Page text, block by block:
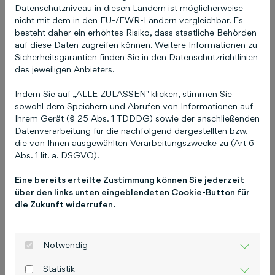
aufzubauen.
5. Influencer Marketing
Influencer haben das Vertrauen und die
Kooperationen mit relevanten Influencern
können Sie Ihre Botschaft authentisch und
glaubwürdig an eine breitere Zielgruppe
verbreiten. Achten Sie darauf, Influencer
auszuwählen, deren Werte und Zielgruppen zu
zu erzielen.
6. Datengetriebene
Entscheidungen
Nutzen Sie Daten und Analysen, um Ihre
Marketingstrategien kontinuierlich zu
Datenschutzniveau in diesen Ländern ist möglicherweise
nicht mit dem in den EU-/EWR-Ländern vergleichbar. Es
besteht daher ein erhöhtes Risiko, dass staatliche Behörden
auf diese Daten zugreifen können. Weitere Informationen zu
Sicherheitsgarantien finden Sie in den Datenschutzrichtlinien
des jeweiligen Anbieters.
Indem Sie auf „ALLE ZULASSEN" klicken, stimmen Sie
sowohl dem Speichern und Abrufen von Informationen auf
Ihrem Gerät (§ 25 Abs. 1 TDDDG) sowie der anschließenden
Datenverarbeitung für die nachfolgend dargestellten bzw.
die von Ihnen ausgewählten Verarbeitungszwecke zu (Art 6
Abs. 1 lit. a. DSGVO).
Eine bereits erteilte Zustimmung können Sie jederzeit
über den links unten eingeblendeten Cookie-Button für
die Zukunft widerrufen.
Notwendig
Statistik